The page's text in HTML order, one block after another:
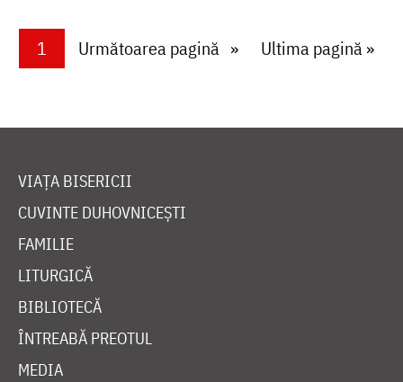
PaginareCurrent page
1 Next page
Următoarea pagină Last page
Ultima pagină »
VIAȚA BISERICII
CUVINTE DUHOVNICEȘTI
FAMILIE
LITURGICĂ
BIBLIOTECĂ
ÎNTREABĂ PREOTUL
MEDIA